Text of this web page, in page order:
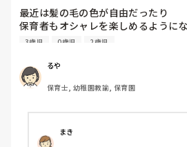
も大事かと。
憶測で考えて妄想を広げないことです
デマがいつのまにか事実のようになっ
最近は髪の毛の色が自由だったり
保育者もオシャレを楽しめるように
も良いことだと思っているのですが、
今の園では一応まだNGにはなってい
爪が弱いからコーティングしていな
色々理由がありつつ地味目のネイル
最近はプールがあったりと素足にな
足は煌びやかなネイルになっています
3歳児 0歳児 2歳児
るや
保育士, 幼稚園教諭, 保育園
まき